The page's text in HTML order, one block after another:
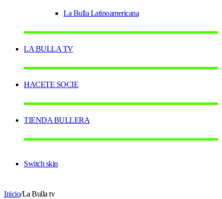
La Bulla Latinoamericana
LA BULLA TV
HACETE SOCIE
TIENDA BULLERA
Switch skin
Inicio/La Bulla tv